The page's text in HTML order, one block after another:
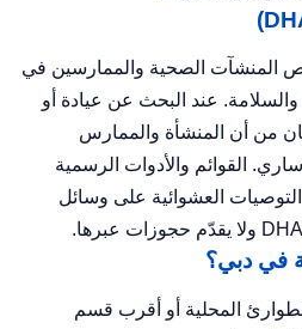
المنشآت الصحية والممارسين في
والسلامة. عند البحث عن عيادة أو
من أن المنشأة والممارس
حاصلان على ترخيص DHA ساري. القوائم والأدوات الرسمية
العشوائية على وسائل
في دبي؟
المحلية أو أقرب قسم